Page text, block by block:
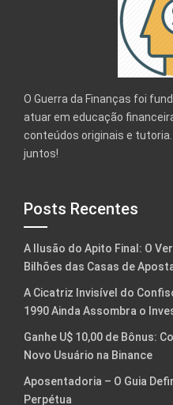
O Guerra da Finanças foi
atuar em educação
conteúdos originais e
juntos!
Posts Recentes
A Ilusão do Apito Final: O
Bilhões das Casas de
A Cicatriz Invisível do
1990 Ainda Assombra o
Ganhe U$ 10,00 de Bônus:
Novo Usuário na Binance
Aposentadoria – O Guia
Perpétua